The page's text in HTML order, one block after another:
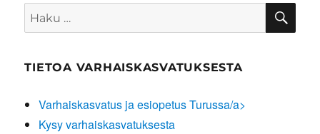
Etsi:
TIETOA VARHAISKASVATUKSESTA
Varhaiskasvatus ja esiopetus Turussa/a>
Kysy varhaiskasvatuksesta